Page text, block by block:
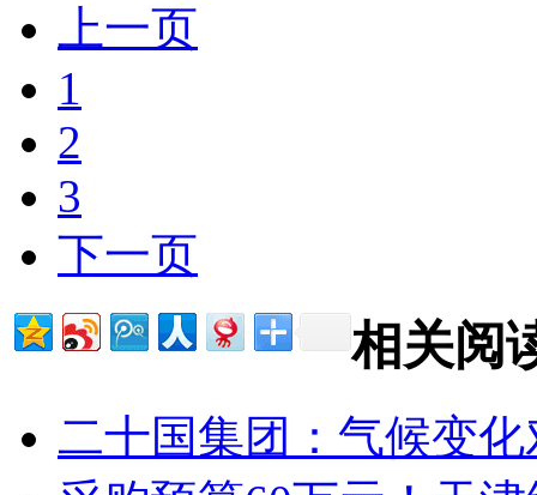
上一页
1
2
3
下一页
相关阅
二十国集团：气候变